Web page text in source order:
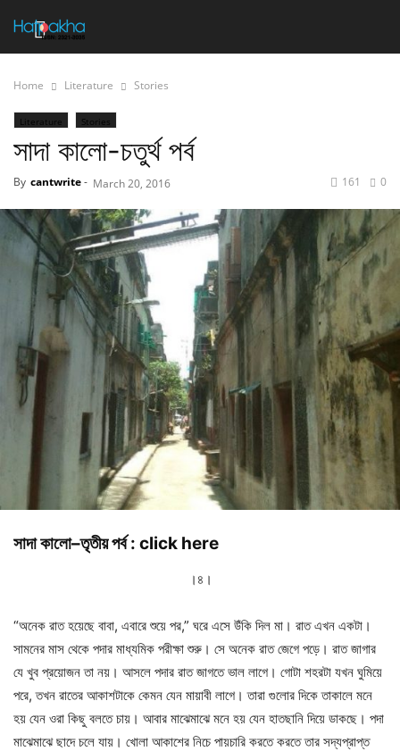
Home Literature Stories
Literature Stories
সাদা কালো-চতুর্থ পর্ব
By cantwrite- March 20, 2016 0
161
সাদা কালো–তৃতীয় পর্ব : click here
।৪।
“অনেক রাত হয়েছে বাবা, এবারে শুয়ে পর,” ঘরে এসে উঁকি দিল মা। রাত এখন একটা।
সামনের মাস থেকে পদার মাধ্যমিক পরীক্ষা শুরু। সে অনেক রাত জেগে পড়ে। রাত জাগার
যে খুব প্রয়োজন তা নয়। আসলে পদার রাত জাগতে ভাল লাগে। গোটা শহরটা যখন ঘুমিয়ে
পরে, তখন রাতের আকাশটাকে কেমন যেন মায়াবী লাগে। তারা গুলোর দিকে তাকালে মনে
হয় যেন ওরা কিছু বলতে চায়। আবার মাঝেমাঝে মনে হয় যেন হাতছানি দিয়ে ডাকছে। পদা
মাঝেমাঝে ছাদে চলে যায়। খোলা আকাশের নিচে পায়চারি করতে করতে তার সদ্যপ্রাপ্ত